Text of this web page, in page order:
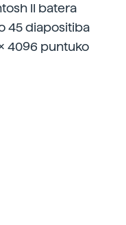
II batera
45 diapositiba
4096 puntuko